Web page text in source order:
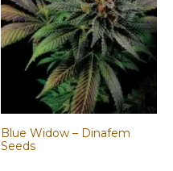
Blue Widow – Dinafem
Seeds